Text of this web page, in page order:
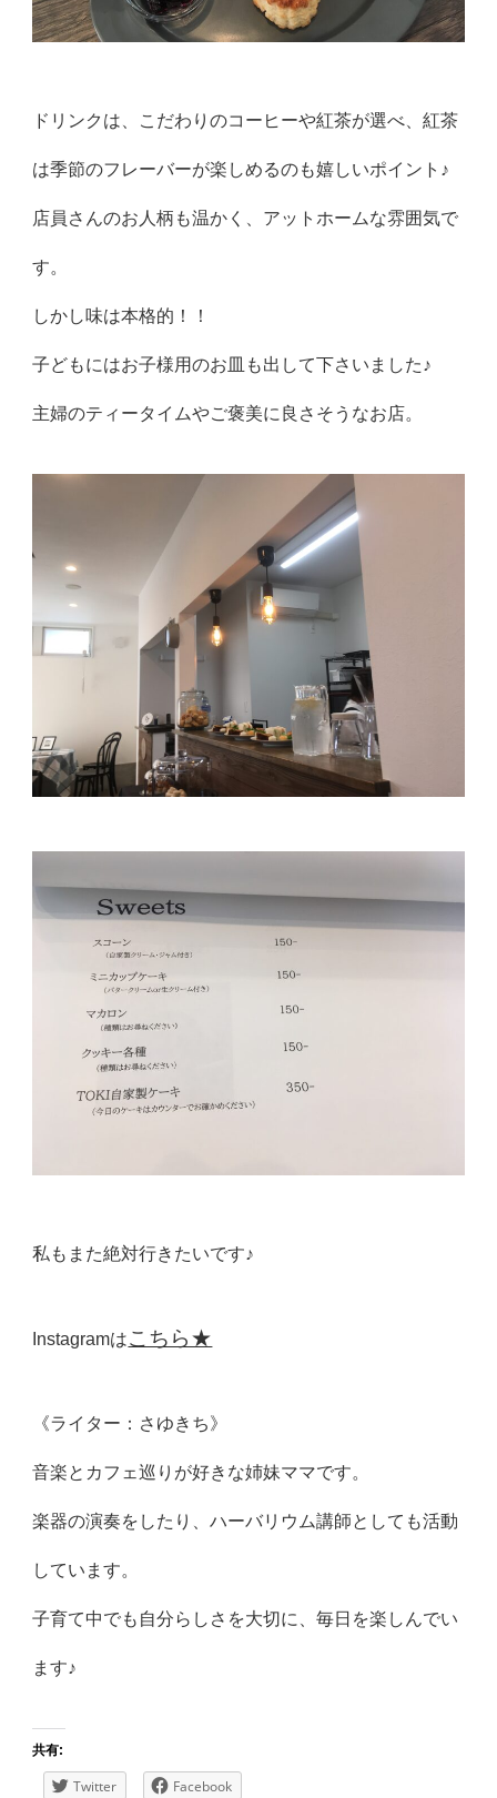
ドリンクは、こだわりのコーヒーや紅茶が選べ、紅茶
は季節のフレーバーが楽しめるのも嬉しいポイント♪
店員さんのお人柄も温かく、アットホームな雰囲気で
す。
しかし味は本格的！！
子どもにはお子様用のお皿も出して下さいました♪
主婦のティータイムやご褒美に良さそうなお店。
私もまた絶対行きたいです♪
Instagramはこちら★
《ライター：さゆきち》
音楽とカフェ巡りが好きな姉妹ママです。
楽器の演奏をしたり、ハーバリウム講師としても活動
しています。
子育て中でも自分らしさを大切に、毎日を楽しんでい
ます♪
共有:
Twitter Facebook